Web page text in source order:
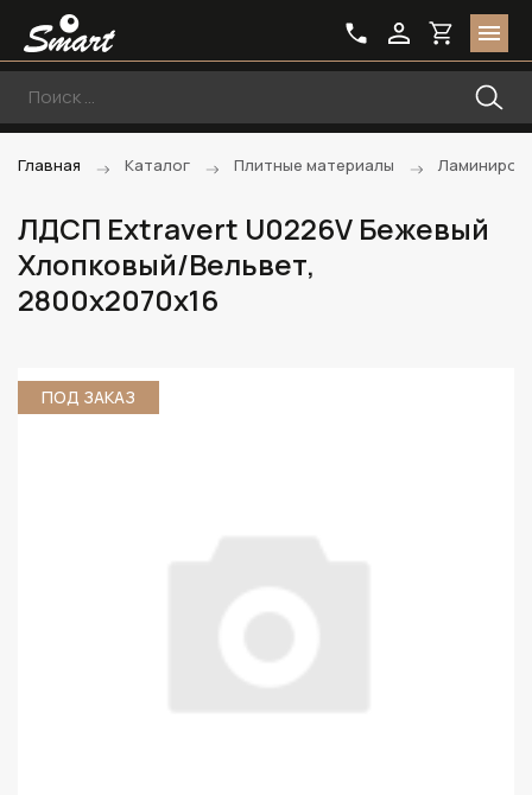
Главная Каталог Плитные материалы
ЛДСП Extravert U0226V Бежевый
Хлопковый/Вельвет,
2800х2070х16
ПОД ЗАКАЗ